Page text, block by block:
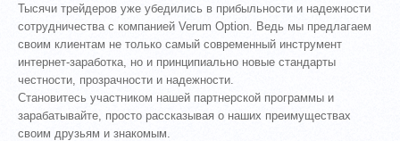
Тысячи трейдеров уже убедились в прибыльности и надежности
сотрудничества с компанией Verum Option. Ведь мы предлагаем
своим клиентам не только самый современный инструмент
интернет-заработка, но и принципиально новые стандарты
честности, прозрачности и надежности.
Становитесь участником нашей партнерской программы и
зарабатывайте, просто рассказывая о наших преимуществах
своим друзьям и знакомым.